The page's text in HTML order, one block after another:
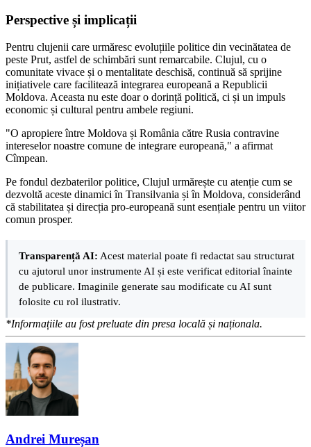
Perspective și implicații
Pentru clujenii care urmăresc evoluțiile politice din vecinătatea de
peste Prut, astfel de schimbări sunt remarcabile. Clujul, cu o
comunitate vivace și o mentalitate deschisă, continuă să sprijine
inițiativele care facilitează integrarea europeană a Republicii
Moldova. Aceasta nu este doar o dorință politică, ci și un impuls
economic și cultural pentru ambele regiuni.
"O apropiere între Moldova și România către Rusia contravine
intereselor noastre comune de integrare europeană," a afirmat
Cîmpean.
Pe fondul dezbaterilor politice, Clujul urmărește cu atenție cum se
dezvoltă aceste dinamici în Transilvania și în Moldova, considerând
că stabilitatea și direcția pro-europeană sunt esențiale pentru un viitor
comun prosper.
Transparență AI: Acest material poate fi redactat sau structurat
cu ajutorul unor instrumente AI și este verificat editorial înainte
de publicare. Imaginile generate sau modificate cu AI sunt
folosite cu rol ilustrativ.
*Informațiile au fost preluate din presa locală și naționala.
Andrei Mureșan